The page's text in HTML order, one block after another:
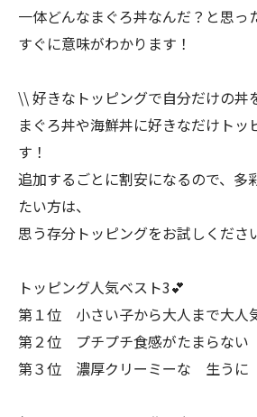
一体どんなまぐろ丼なんだ？と思っ
すぐに意味がわかります！
\\ 好きなトッピングで自分だけの
まぐろ丼や海鮮丼に好きなだけトッ
す！
追加するごとに割安になるので、多
たい方は、
思う存分トッピングをお試しくださ
トッピング人気ベスト3💕
第１位 小さい子から大人まで大
第２位 プチプチ食感がたまらな
第３位 濃厚クリーミーな 生うに